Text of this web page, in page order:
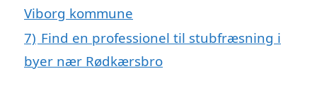
Viborg kommune
7) Find en professionel til stubfræsning i
byer nær Rødkærsbro